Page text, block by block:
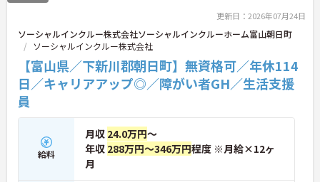
更新日：2026年07月24日
ソーシャルインクルー株式会社ソーシャルインクルーホーム富山朝日町
ソーシャルインクルー株式会社
【富山県／下新川郡朝日町】無資格可／年休114
日／キャリアアップ◎／障がい者GH／生活支援
員
給料
月収 24.0万円～
年収 288万円～346万円程度 ※月給×12ヶ
月